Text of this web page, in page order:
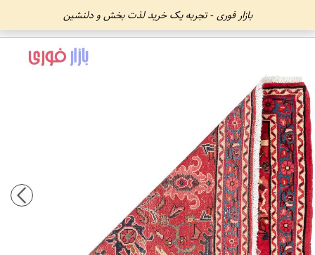
بازار فوری - تجربه یک خرید لذت بخش و دلنشین